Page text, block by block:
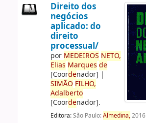
Direito dos
negócios
aplicado: do
direito
processual/
por MEDEIROS NETO,
Elias Marques de
[Coordenador] |
SIMÃO FILHO,
Adalberto
[Coordenador].
Editora:São Paulo:Almedina,2016